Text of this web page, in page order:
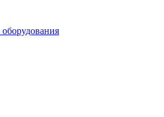
оборудования